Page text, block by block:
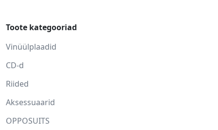
Toote kategooriad
Vinüülplaadid
CD-d
Riided
Aksessuaarid
OPPOSUITS